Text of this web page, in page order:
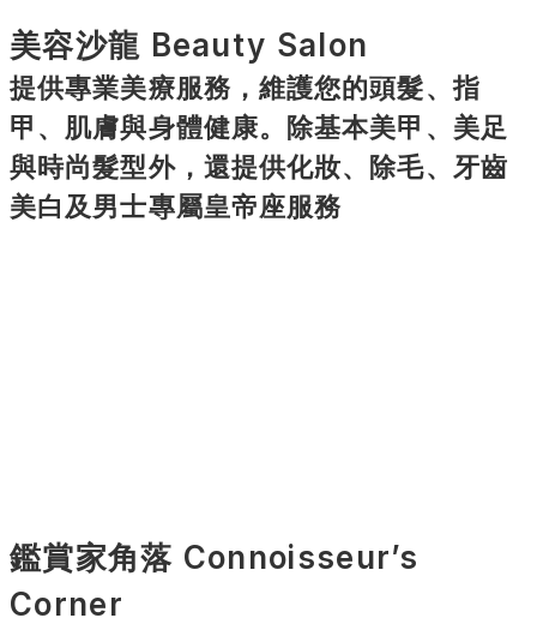
美容沙龍 Beauty Salon
提供專業美療服務，維護您的頭髮、指
甲、肌膚與身體健康。除基本美甲、美足
與時尚髮型外，還提供化妝、除毛、牙齒
美白及男士專屬皇帝座服務
鑑賞家角落 Connoisseur’s
Corner